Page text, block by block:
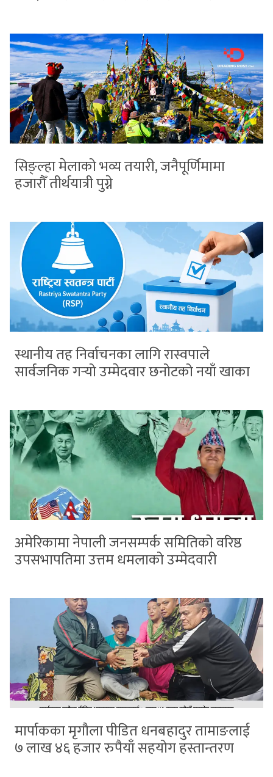
सिङ्ल्हा मेलाको भव्य तयारी, जनैपूर्णिमामा
हजारौँ तीर्थयात्री पुग्ने
स्थानीय तह निर्वाचनका लागि रास्वपाले
सार्वजनिक गर्‍यो उम्मेदवार छनोटको नयाँ खाका
अमेरिकामा नेपाली जनसम्पर्क समितिको वरिष्ठ
उपसभापतिमा उत्तम धमलाको उम्मेदवारी
मार्पाकका मृगौला पीडित धनबहादुर तामाङलाई
७ लाख ४६ हजार रुपैयाँ सहयोग हस्तान्तरण